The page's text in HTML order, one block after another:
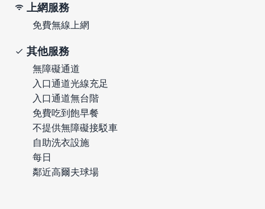
上網服務
免費無線上網
其他服務
無障礙通道
入口通道光線充足
入口通道無台階
免費吃到飽早餐
不提供無障礙接駁車
自助洗衣設施
每日
鄰近高爾夫球場